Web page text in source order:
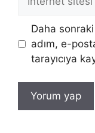
Daha sonraki
adım, e-
tarayıcıya